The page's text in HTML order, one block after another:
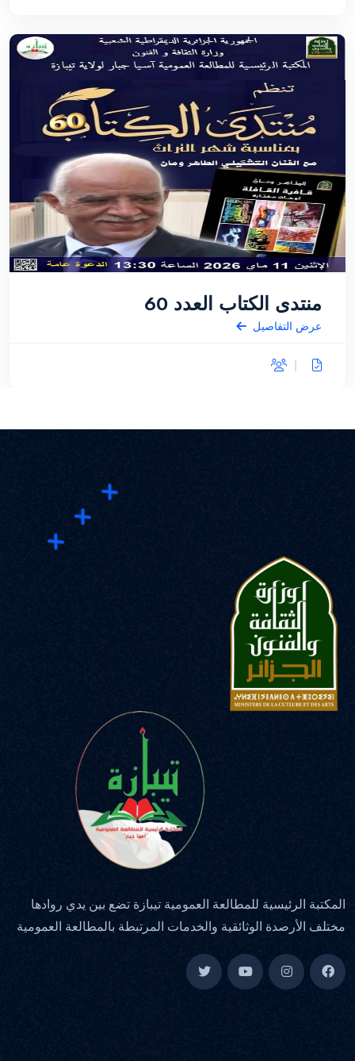
منتدى الكتاب العدد 60
عرض التفاصيل
المكتبة الرئيسية للمطالعة العمومية تيبازة تضع بين يدي روادها
مختلف الأرصدة الوثائقية والخدمات المرتبطة بالمطالعة العمومية